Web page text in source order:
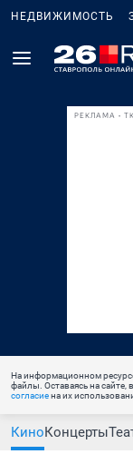
НЕДВИЖИМОСТЬ
РЕКЛАМА •
На информационном
файлы. Оставаясь на сайте,
согласиена их
КиноКонцерты